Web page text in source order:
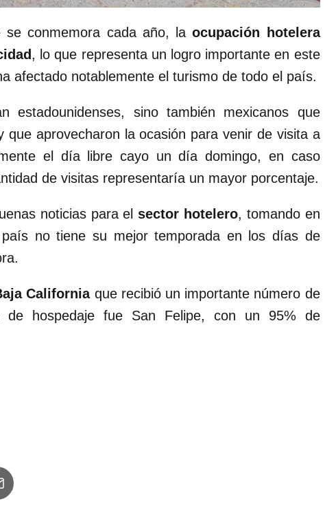
se conmemora cada año, laocupación hotelera
, lo que representa un logro importante en este
afectado notablemente el turismo de todo el país.
estadounidenses, sino también mexicanos que
que aprovecharon la ocasión para venir de visita a
el día libre cayo un día domingo, en caso
de visitas representaría un mayor porcentaje.
noticias para el sector hotelero, tomando en
no tiene su mejor temporada en los días de
Californiaque recibió un importante número de
de hospedaje fue San Felipe, con un 95% de